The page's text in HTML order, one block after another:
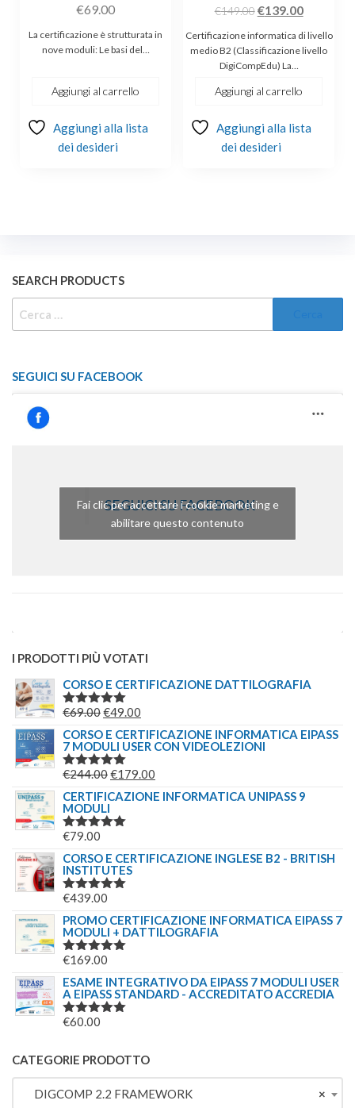
€69.00
La certificazione è strutturata in
nove moduli: Le basi del…
Aggiungi al carrello
Aggiungi alla lista
dei desideri
€149.00Il
prezzo
originale
era:
€149.00.
€139.00Il
prezzo
attuale
Certificazione informatica di livello
medio B2 (Classificazione livello
DigiCompEdu) La…
Aggiungi al carrello
Aggiungi alla lista
dei desideri
SEARCH PRODUCTS
SEGUICI SU FACEBOOK
SEGUICI SU FACEBOOK
Fai clic per accettare i cookie marketing e
abilitare questo contenuto
I PRODOTTI PIÙ VOTATI
CORSO E CERTIFICAZIONE DATTILOGRAFIA
VALUTATO
€69.00IL
PREZZO
ORIGINALE
ERA:
€49.00
PREZZO
ATTUALE
È:
CORSO E CERTIFICAZIONE INFORMATICA EIPASS
7 MODULI USER CON VIDEOLEZIONI
VALUTATO
€244.00IL
PREZZO
ERA:
€179.00
PREZZO
CERTIFICAZIONE INFORMATICA UNIPASS 9
MODULI
VALUTATO
€79.00
CORSO E CERTIFICAZIONE INGLESE B2 - BRITISH
INSTITUTES
VALUTATO
€439.00
PROMO CERTIFICAZIONE INFORMATICA EIPASS 7
MODULI + DATTILOGRAFIA
VALUTATO
€169.00
ESAME INTEGRATIVO DA EIPASS 7 MODULI USER
A EIPASS STANDARD - ACCREDITATO ACCREDIA
VALUTATO
€60.00
CATEGORIE PRODOTTO
×
DIGCOMP 2.2 FRAMEWORK